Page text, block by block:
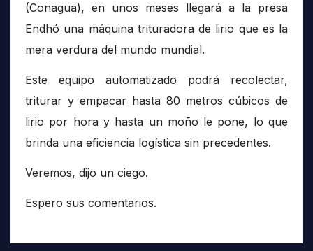
(Conagua), en unos meses llegará a la presa
Endhó una máquina trituradora de lirio que es la
mera verdura del mundo mundial.
Este equipo automatizado podrá recolectar,
triturar y empacar hasta 80 metros cúbicos de
lirio por hora y hasta un moño le pone, lo que
brinda una eficiencia logística sin precedentes.
Veremos, dijo un ciego.
Espero sus comentarios.